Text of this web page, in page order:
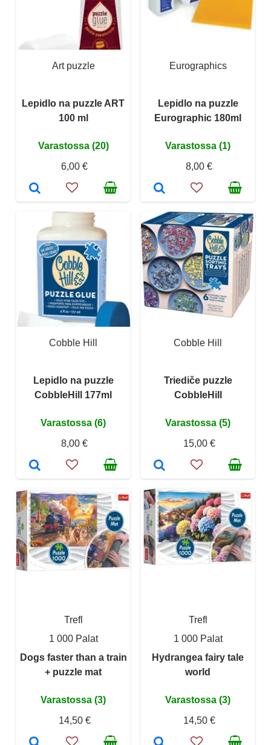
Art puzzle
Lepidlo na puzzle ART
100 ml
Varastossa (20)
6,00 €
Eurographics
Lepidlo na puzzle
Eurographic 180ml
Varastossa (1)
8,00 €
Cobble Hill
Lepidlo na puzzle
CobbleHill 177ml
Varastossa (6)
8,00 €
Cobble Hill
Triediče puzzle
CobbleHill
Varastossa (5)
15,00 €
Trefl
1 000 Palat
Dogs faster than a train
+ puzzle mat
Varastossa (3)
14,50 €
Trefl
1 000 Palat
Hydrangea fairy tale
world
Varastossa (3)
14,50 €